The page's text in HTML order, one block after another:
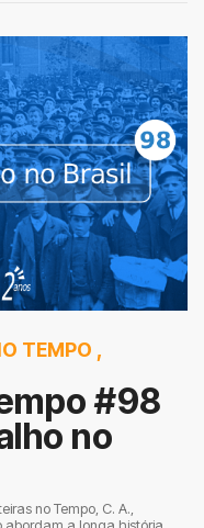
TEMPO ,
#98
no
no Tempo, C. A.,